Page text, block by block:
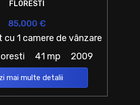
FLORESTI
85,000 €
1 camere de vânzare
41 mp 2009
mai multe detalii